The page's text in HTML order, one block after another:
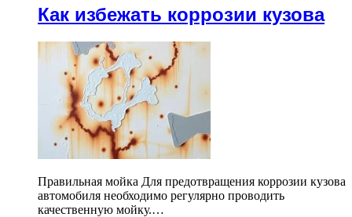
Как избежать коррозии кузова
Правильная мойка Для предотвращения коррозии кузова
автомобиля необходимо регулярно проводить
качественную мойку.…